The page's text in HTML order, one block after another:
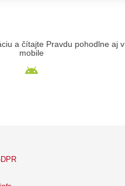
a čítajte Pravdu pohodlne aj v
mobile